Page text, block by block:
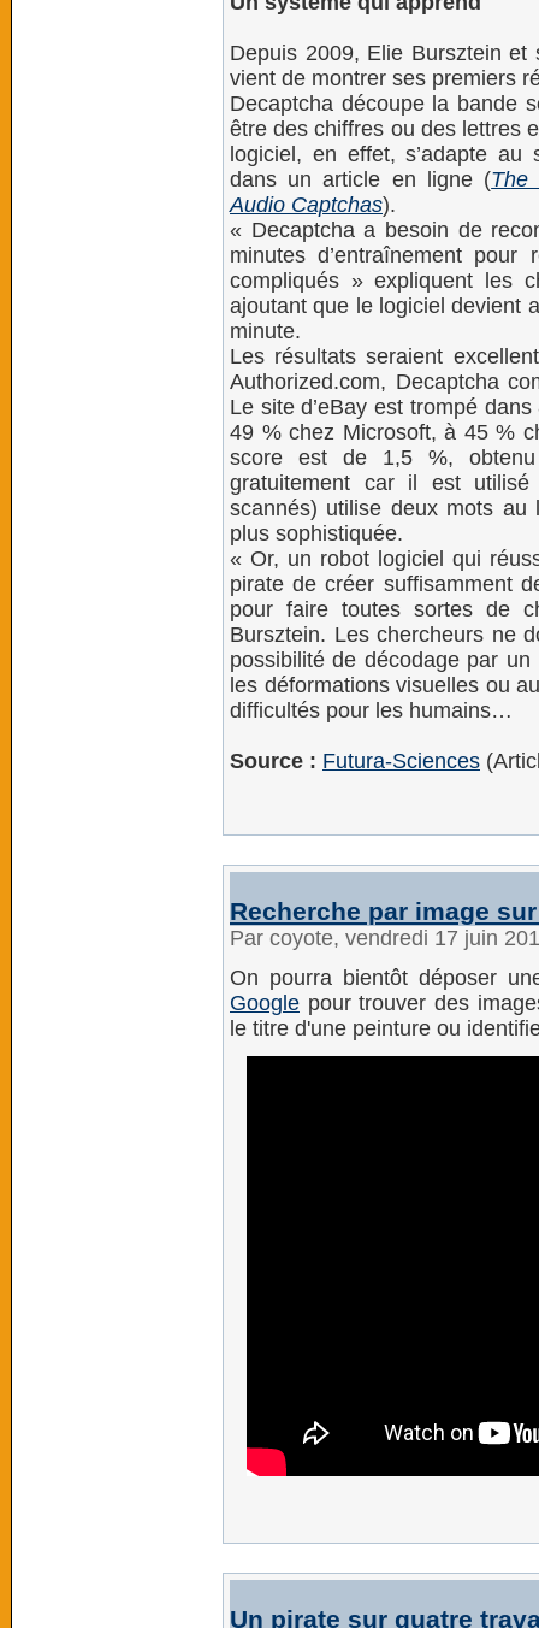
Depuis 2009, Elie Bursztein
vient de montrer ses premiers
Decaptcha découpe la bande
être des chiffres ou des lettres
logiciel, en effet, s’adapte
dans un article en ligne (The
Audio Captchas).
« Decaptcha a besoin de
minutes d’entraînement
compliqués » expliquent les
ajoutant que le logiciel devient
minute.
Les résultats seraient
Authorized.com, Decaptcha
Le site d’eBay est trompé
49 % chez Microsoft, à 45 %
score est de 1,5 %, obtenu
gratuitement car il est utilisé
scannés) utilise deux mots
plus sophistiquée.
« Or, un robot logiciel qui
pirate de créer suffisamment
pour faire toutes sortes de
Bursztein. Les chercheurs ne
possibilité de décodage par
les déformations visuelles ou
difficultés pour les humains…
Source : Futura-Sciences
Recherche par image
Par coyote, vendredi 17 juin
On pourra bientôt déposer
Google pour trouver des
le titre d'une peinture ou
Un pirate sur quatre